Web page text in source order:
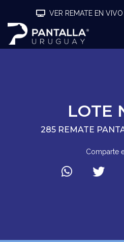
VER REMATE EN VIVO
LOTE
285 REMATE
Comparte